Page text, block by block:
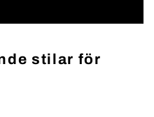
stilar för